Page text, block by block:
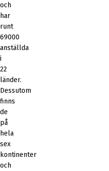
och
har
runt
69000
anställda
i
22
länder.
Dessutom
finns
de
på
hela
sex
kontinenter
och